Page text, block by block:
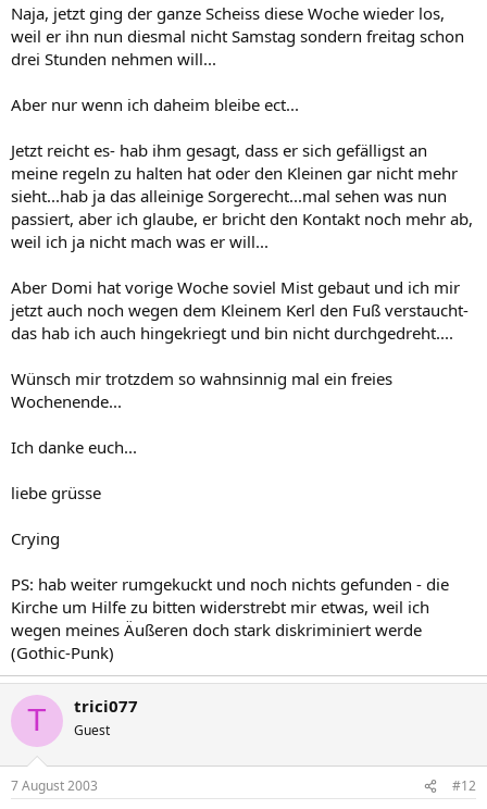
Naja, jetzt ging der ganze Scheiss diese Woche wieder los,
weil er ihn nun diesmal nicht Samstag sondern freitag schon
drei Stunden nehmen will...
Aber nur wenn ich daheim bleibe ect...
Jetzt reicht es- hab ihm gesagt, dass er sich gefälligst an
meine regeln zu halten hat oder den Kleinen gar nicht mehr
sieht...hab ja das alleinige Sorgerecht...mal sehen was nun
passiert, aber ich glaube, er bricht den Kontakt noch mehr ab,
weil ich ja nicht mach was er will...
Aber Domi hat vorige Woche soviel Mist gebaut und ich mir
jetzt auch noch wegen dem Kleinem Kerl den Fuß verstaucht-
das hab ich auch hingekriegt und bin nicht durchgedreht....
Wünsch mir trotzdem so wahnsinnig mal ein freies
Wochenende...
Ich danke euch...
liebe grüsse
Crying
PS: hab weiter rumgekuckt und noch nichts gefunden - die
Kirche um Hilfe zu bitten widerstrebt mir etwas, weil ich
wegen meines Äußeren doch stark diskriminiert werde
(Gothic-Punk)
T trici077
Guest
7 August 2003 #12